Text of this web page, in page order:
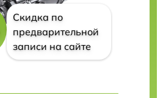
Скидка по
предварительной
записи на сайте